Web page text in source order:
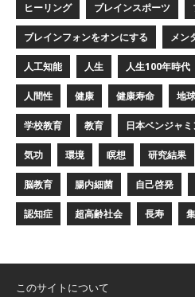
ヒーリング ブレインスポーツ
ブレインフォンをオンにする メン
人工知能 人生 人生100年時代
人間性 健康 健康寿命 地球
学校教育 教育 日本ベンジャ
気功 環境 瞑想 研究結果
脳教育 腸内細菌 自己啓発
認知症 超高齢社会 長寿
このサイトについて